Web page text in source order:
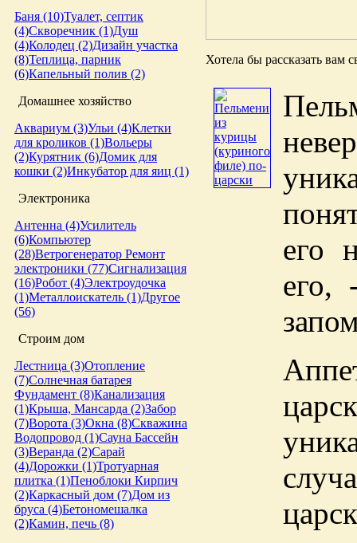
Баня (10)Туалет, септик
(4)Скворечник (1)Душ
(4)Колодец (2)Дизайн участка
(8)Теплица, парник
(6)Капельный полив (2)
Домашнее хозяйство
Аквариум (3)Ульи (4)Клетки
для кроликов (1)Вольеры
(2)Курятник (6)Домик для
кошки (2)Инкубатор для яиц (1)
Электроника
Антенна (4)Усилитель
(6)Компьютер
(28)Ветрогенератор Ремонт
электроники (77)Сигнализация
(16)Робот (4)Электроудочка
(1)Металлоискатель (1)Другое
(56)
Строим дом
Лестница (3)Отопление
(7)Солнечная батарея
Фундамент (8)Канализация
(1)Крыша, Мансарда (2)Забор
(7)Ворота (3)Окна (8)Скважина
Водопровод (1)Сауна Бассейн
(3)Веранда (2)Сарай
(4)Дорожки (1)Тротуарная
плитка (1)Пеноблоки Кирпич
(2)Каркасный дом (7)Дом из
бруса (4)Бетономешалка
(2)Камин, печь (8)
Хотела бы рассказать вам
его
его,